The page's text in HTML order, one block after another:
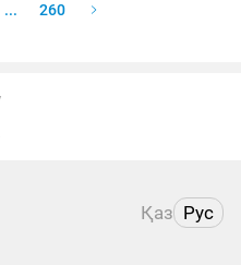
... 260
Қаз Рус